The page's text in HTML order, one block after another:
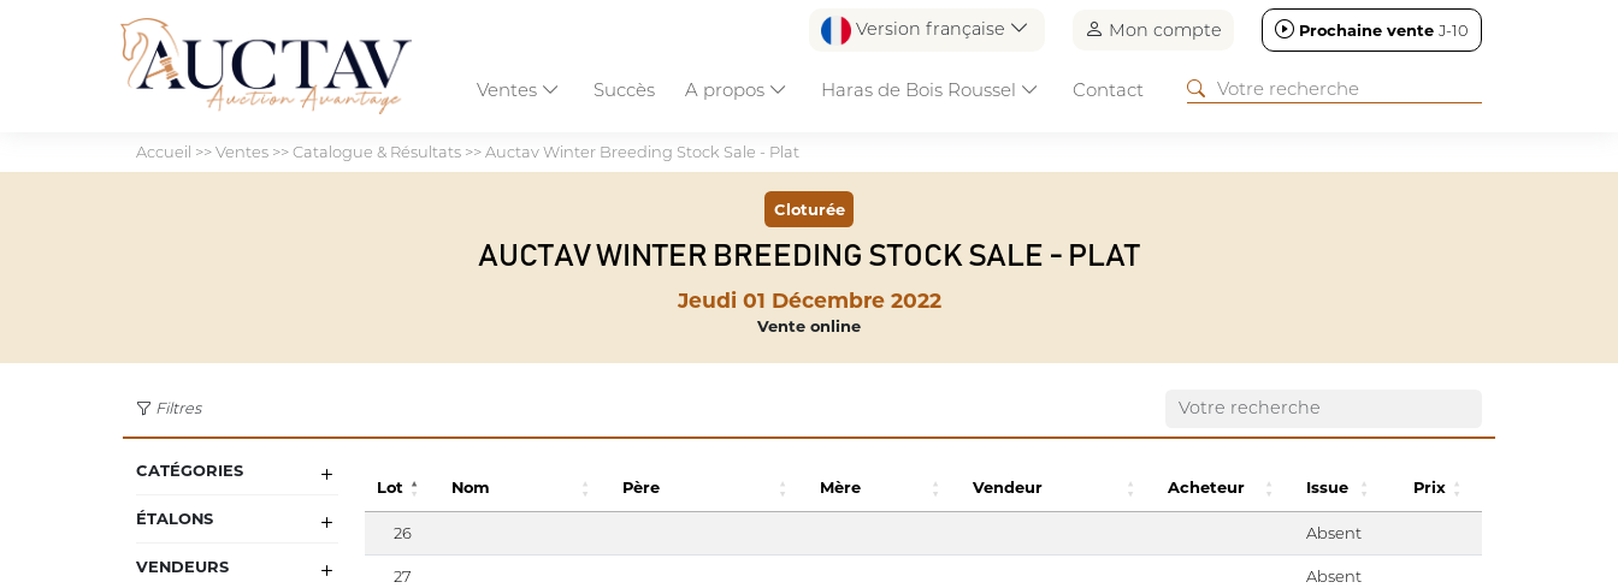
Version française Mon compte Prochaine vente J-10
Ventes Succès A propos Haras de Bois Roussel Contact
Accueil >>Ventes>>Catalogue & Résultats>>Auctav Winter Breeding Stock Sale - Plat
Cloturée
AUCTAV WINTER BREEDING STOCK SALE - PLAT
Jeudi 01 Décembre 2022
Vente online
Filtres
Lot Nom Père Mère Vendeur Acheteur Issue Prix
26 Absent
27 Absent
CATÉGORIES
ÉTALONS
VENDEURS